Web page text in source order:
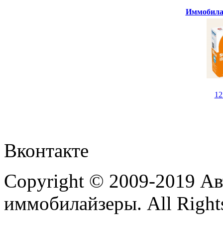
Вконтакте
Copyright © 2009-2019
иммобилайзеры. All